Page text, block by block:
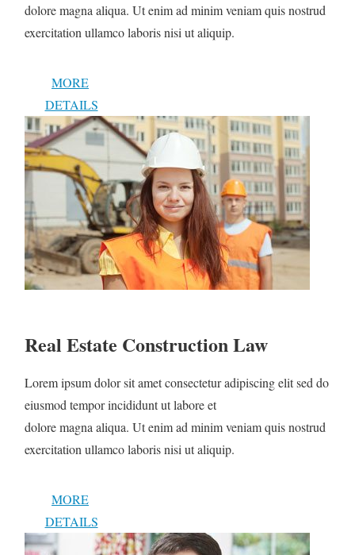
dolore magna aliqua. Ut enim ad minim veniam quis nostrud
exercitation ullamco laboris nisi ut aliquip.
MORE
DETAILS
Real Estate Construction Law
Lorem ipsum dolor sit amet consectetur adipiscing elit sed do
eiusmod tempor incididunt ut labore et
dolore magna aliqua. Ut enim ad minim veniam quis nostrud
exercitation ullamco laboris nisi ut aliquip.
MORE
DETAILS